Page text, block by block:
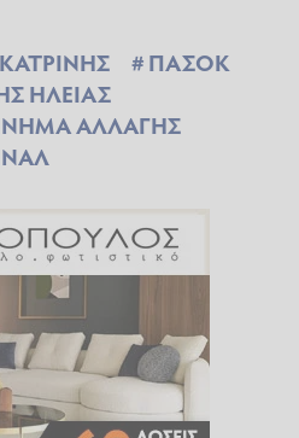
ΠΑΣΟΚ
ΗΛΕΙΑΣ
ΑΛΛΑΓΗΣ